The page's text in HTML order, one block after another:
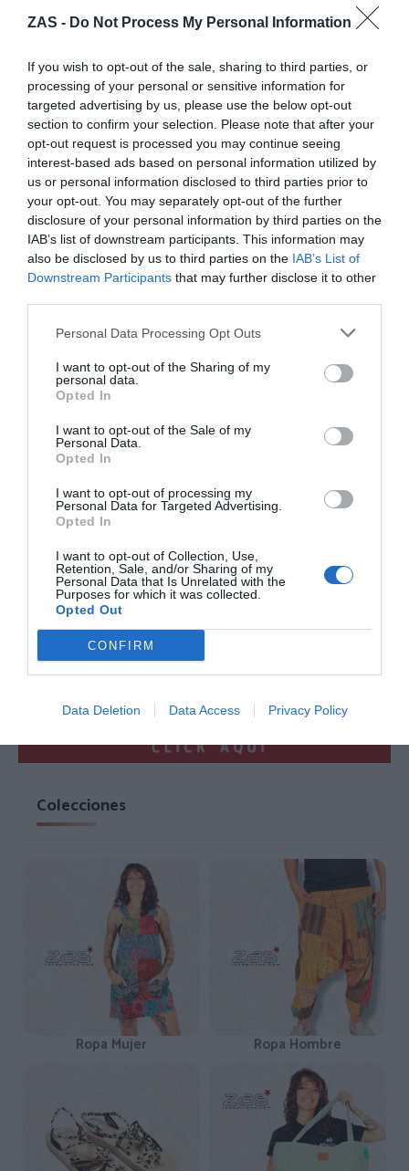
ZAS - Do Not Process My Personal Information
If you wish to opt-out of the sale, sharing to third parties, or
processing of your personal or sensitive information for
targeted advertising by us, please use the below opt-out
section to confirm your selection. Please note that after your
opt-out request is processed you may continue seeing
interest-based ads based on personal information utilized by
us or personal information disclosed to third parties prior to
your opt-out. You may separately opt-out of the further
disclosure of your personal information by third parties on the
IAB’s list of downstream participants. This information may
also be disclosed by us to third parties on the IAB’s List of
Downstream Participants that may further disclose it to other
Personal Data Processing Opt Outs
I want to opt-out of the Sharing of my
personal data.
Opted In
I want to opt-out of the Sale of my
Personal Data.
Opted In
I want to opt-out of processing my
Personal Data for Targeted Advertising.
Opted In
I want to opt-out of Collection, Use,
Retention, Sale, and/or Sharing of my
Personal Data that Is Unrelated with the
Purposes for which it was collected.
Opted Out
CONFIRM
Data Deletion Data Access Privacy Policy
Collar multi cuentas ancho
trenzado
★★★★★
★★★★★
6,98 € 13,95 €
[COPA12 ]
Ver producto
Riñonera Hippie redondeada
Lisa
★★★★★
★★★★★
7,99 € 9, 99 €
[RIKA01L ]
Ver producto
-15%
Pantalón jogger girasol con
alma luminosa
21,24 € 24,99 €
[PAEV68 ]
Ver producto
-20%
Monedero 100% Cáñamo
3, 50
Colecciones
Ropa Mujer Ropa Hombre